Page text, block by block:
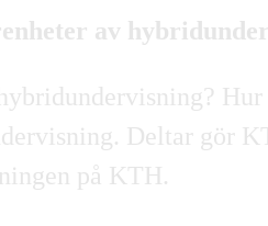
av
Hur
Deltar gör
på KTH.